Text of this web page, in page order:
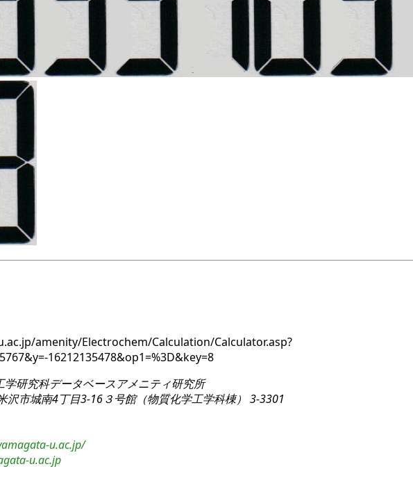
amenity/Electrochem/Calculation/Calculator.asp?
16212135478&op1=%3D&key=8
研究科データベースアメニティ研究所
市城南4丁目3-16３号館（物質化学工学科棟） 3-3301
u.ac.jp/
u.ac.jp